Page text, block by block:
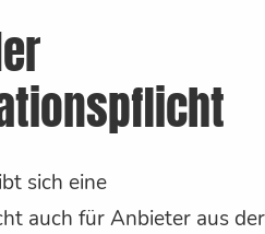
sich eine
auch für Anbieter aus der